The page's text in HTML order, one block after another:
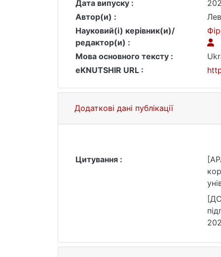
Дата випуску :
Автор(и) :
Науковий(і) керівник(и)/
редактор(и) :
Мова основного тексту :
eKNUTSHIR URL :
Додаткові дані публікації
Цитування :